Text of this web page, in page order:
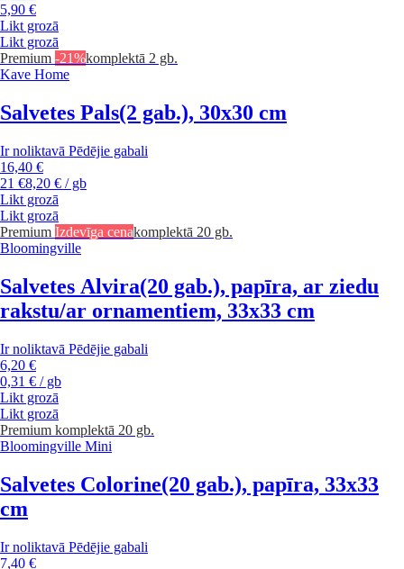
5,90 €
Likt grozā
Likt grozā
Premium -21%komplektā 2 gb.
Kave Home
Salvetes Pals(2 gab.), 30x30 cm
Ir noliktavā Pēdējie gabali
16,40 €
21 €8,20 € / gb
Likt grozā
Likt grozā
Premium Izdevīga cenakomplektā 20 gb.
Bloomingville
Salvetes Alvira(20 gab.), papīra, ar ziedu
rakstu/ar ornamentiem, 33x33 cm
Ir noliktavā Pēdējie gabali
6,20 €
0,31 € / gb
Likt grozā
Likt grozā
Premium komplektā 20 gb.
Bloomingville Mini
Salvetes Colorine(20 gab.), papīra, 33x33
cm
Ir noliktavā Pēdējie gabali
7,40 €